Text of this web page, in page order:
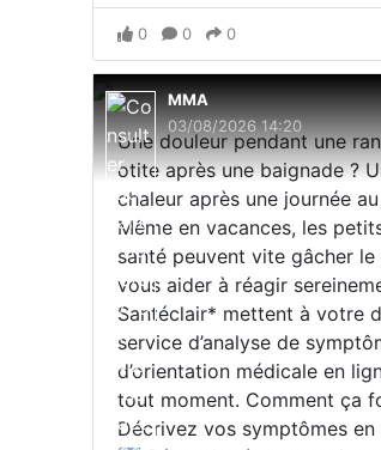
0 0 0
MMA
03/08/2026 14:20
Une douleur pendant une
otite après une baignade ?
chaleur après une journée
Même en vacances, les
santé peuvent vite gâcher le
vous aider à réagir
Santéclair* mettent à votre
service d’analyse de
d’orientation médicale en
tout moment. Comment ça
Décrivez vos symptômes en